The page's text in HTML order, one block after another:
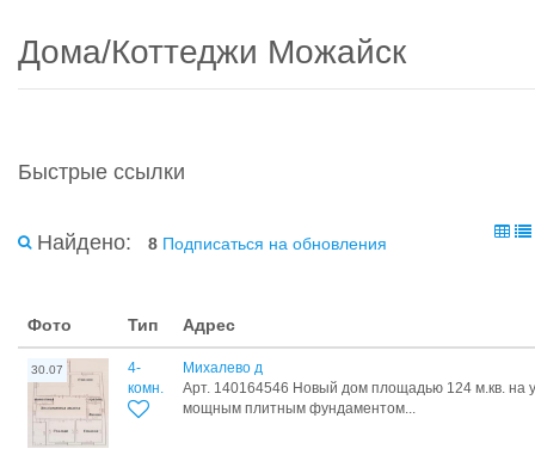
Дома/Коттеджи Можайск
Быстрые ссылки
Найдено: 8 Подписаться на обновления
Фото Тип Адрес
30.07
4-
комн.
Михалево д
Арт. 140164546 Новый дом площадью 124 м.кв. на
мощным плитным фундаментом...